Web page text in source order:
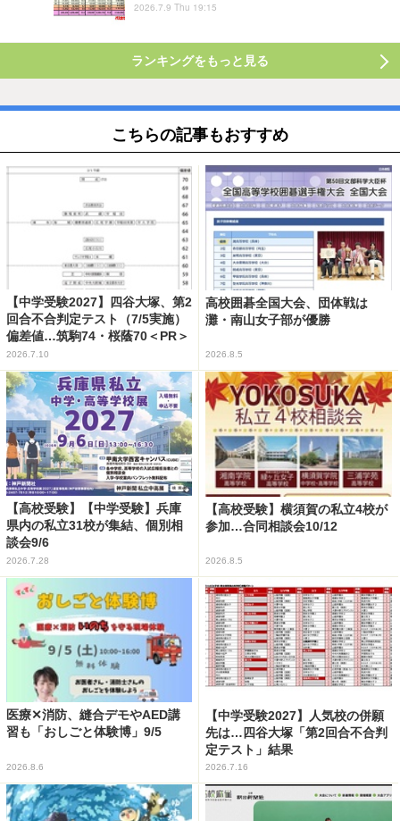
2026.7.9 Thu 19:15
ランキングをもっと見る
こちらの記事もおすすめ
【中学受験2027】四谷大塚、第2
回合不合判定テスト（7/5実施）
偏差値…筑駒74・桜蔭70＜PR＞
2026.7.10
高校囲碁全国大会、団体戦は
灘・南山女子部が優勝
2026.8.5
【高校受験】【中学受験】兵庫
県内の私立31校が集結、個別相
談会9/6
2026.7.28
【高校受験】横須賀の私立4校が
参加…合同相談会10/12
2026.8.5
医療✕消防、縫合デモやAED講
習も「おしごと体験博」9/5
2026.8.6
【中学受験2027】人気校の併願
先は…四谷大塚「第2回合不合判
定テスト」結果
2026.7.16